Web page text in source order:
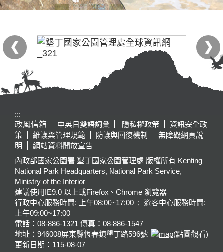
:::
政風信箱
中英日雙語詞彙 隱私權政策
資訊安全政
策
維護與管理規範 防護與回復機制
無障礙網頁說
明
網站資料開放宣告
內政部國家公園署 墾丁國家公園管理處 版權所有 Kenting
National Park Headquarters, National Park Service,
Ministry of the Interior
建議使用IE9.0 以上或Firefox、Chrome 瀏覽器
行政中心服務時間: 上午08:00~17:00 ; 遊客中心服務時間:
上午09:00~17:00
電話：08-886-1321 傳真：08-886-1547
地址：946008屏東縣恆春鎮墾丁路596號
(點圖觀看)
更新日期： 115-08-07